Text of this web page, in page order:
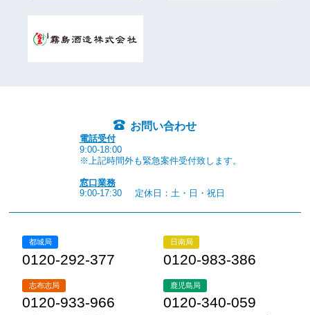
お問い合わせ
電話受付
9:00-18:00
※上記時間外も緊急案件受付致します。
窓口業務
9:00-17:30
定休日：土・日・祝日
都城局
0120-292-377
日南局
0120-983-386
志布志局
0120-933-966
鹿児島局
0120-340-059